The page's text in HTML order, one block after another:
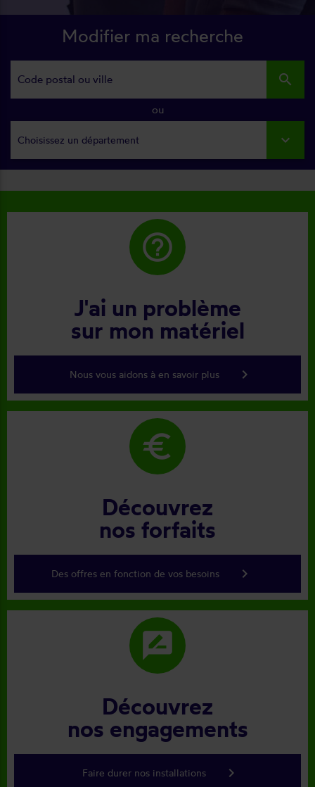
Modifier ma recherche
search
ou
Choisissez un département
help_outline
J'ai un problème
sur mon matériel
Nous vous aidons à en savoir plus keyboard_arrow_right
euro
Découvrez
nos forfaits
Des offres en fonction de vos besoins keyboard_arrow_right
rate_review
Découvrez
nos engagements
Faire durer nos installations keyboard_arrow_right